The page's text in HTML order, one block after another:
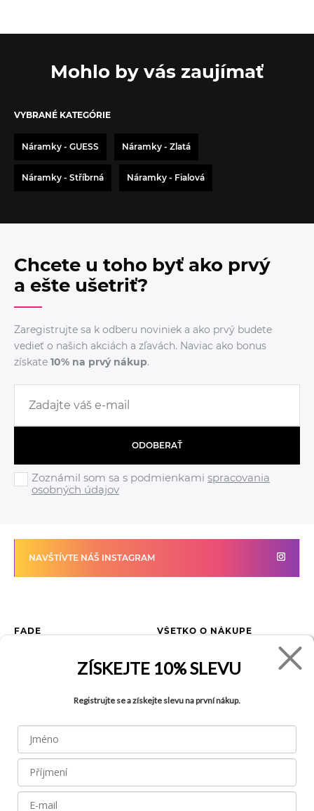
Mohlo by vás zaujímať
VYBRANÉ KATEGÓRIE
Náramky - GUESS Náramky - Zlatá
Náramky - Stříbrná Náramky - Fialová
Chcete u toho byť ako prvý
a ešte ušetriť?
Zaregistrujte sa k odberu noviniek a ako prvý budete
vedieť o našich akciách a zľavách. Naviac ako bonus
získate 10% na prvý nákup.
ODOBERAŤ
Zoznámil som sa s podmienkami spracovania
osobných údajov
NAVŠTÍVTE NÁŠ INSTAGRAM
FADE
Blog
VŠETKO O NÁKUPE
Ako reklamovať tovar
Tabuľka veľkostí
ZÍSKEJTE 10% SLEVU
Registrujte se a získejte slevu na první nákup.